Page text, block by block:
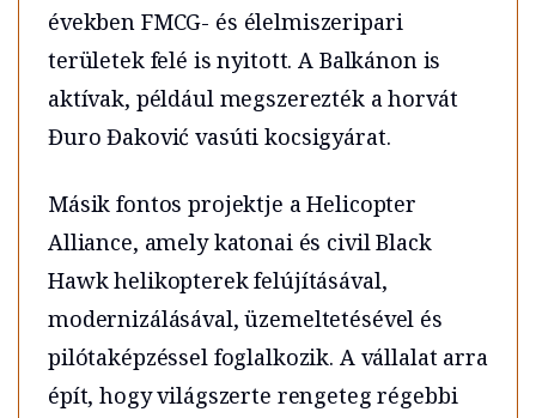
években FMCG- és élelmiszeripari
területek felé is nyitott. A Balkánon is
aktívak, például megszerezték a horvát
Đuro Đaković vasúti kocsigyárat.
Másik fontos projektje a Helicopter
Alliance, amely katonai és civil Black
Hawk helikopterek felújításával,
modernizálásával, üzemeltetésével és
pilótaképzéssel foglalkozik. A vállalat arra
épít, hogy világszerte rengeteg régebbi